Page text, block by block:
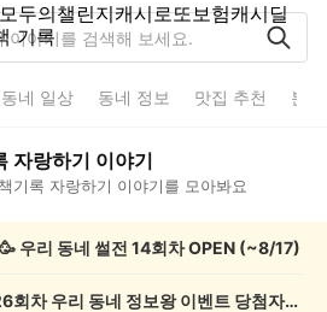
모두의챌린지캐시로또보험캐시딜
기록
동네 일상 동네 정보 맛집 추천 분
자랑하기 이야기
기록 자랑하기 이야기를 모아봐요
우리 동네 썰전 14회차 OPEN (~8/17)
💰[당첨자 발표] 26회차 우리 동네 정보왕 이벤트 당첨자를 발표합니다!